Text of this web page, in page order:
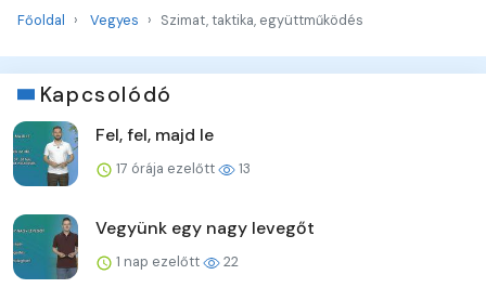
Főoldal Vegyes Szimat, taktika, együttműködés
Kapcsolódó
Fel, fel, majd le
17 órája ezelőtt 13
Vegyünk egy nagy levegőt
1 nap ezelőtt 22